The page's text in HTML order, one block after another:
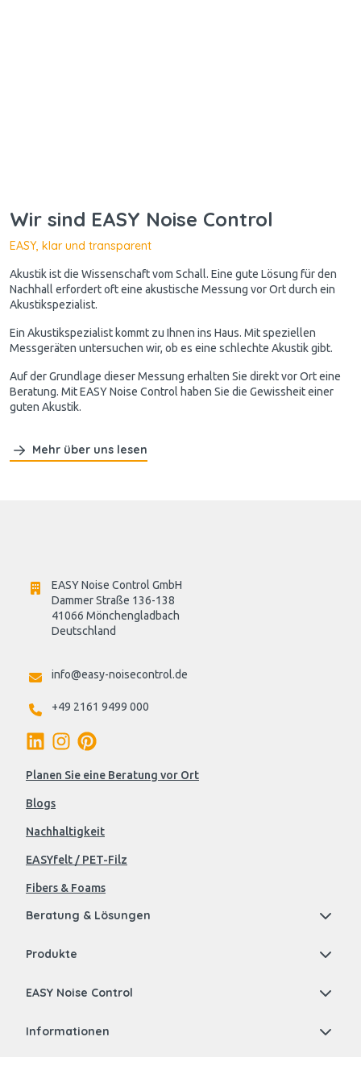
Wir sind EASY Noise Control
EASY, klar und transparent
Akustik ist die Wissenschaft vom Schall. Eine gute Lösung für den
Nachhall erfordert oft eine akustische Messung vor Ort durch ein
Akustikspezialist.
Ein Akustikspezialist kommt zu Ihnen ins Haus. Mit speziellen
Messgeräten untersuchen wir, ob es eine schlechte Akustik gibt.
Auf der Grundlage dieser Messung erhalten Sie direkt vor Ort eine
Beratung. Mit EASY Noise Control haben Sie die Gewissheit einer
guten Akustik.
Mehr über uns lesen
EASY Noise Control GmbH
Dammer Straße 136-138
41066 Mönchengladbach
Deutschland
info@easy-noisecontrol.de
+49 2161 9499 000
Planen Sie eine Beratung vor Ort
Blogs
Nachhaltigkeit
EASYfelt / PET-Filz
Fibers & Foams
Beratung & Lösungen
Produkte
EASY Noise Control
Informationen